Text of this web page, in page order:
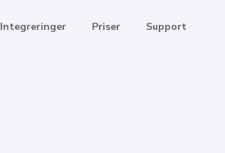
Integreringer Priser Support